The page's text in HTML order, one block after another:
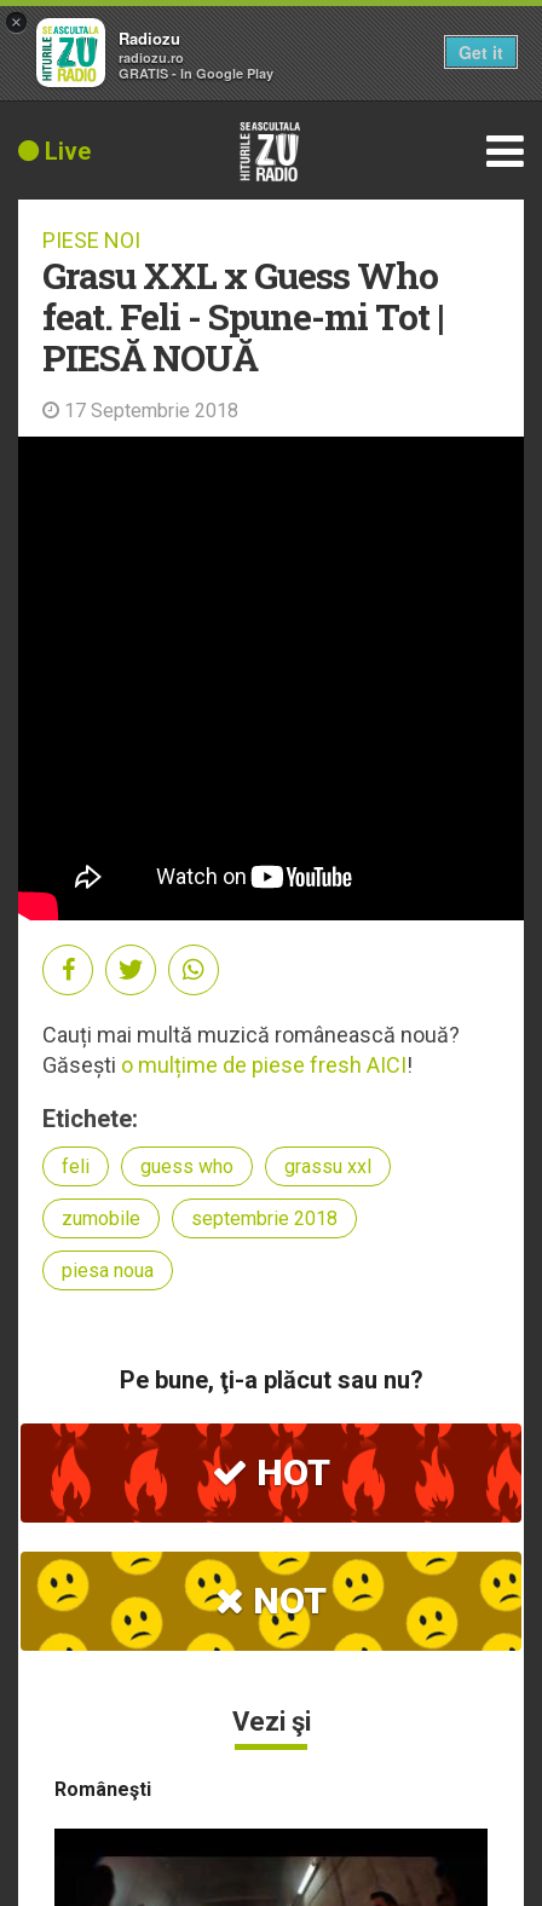
Live
PIESE NOI
Grasu XXL x Guess Who
feat. Feli - Spune-mi Tot |
PIESĂ NOUĂ
17 Septembrie 2018
Cauți mai multă muzică românească nouă?
Găsești o mulțime de piese fresh AICI!
Etichete:
feli guess who grassu xxl
zumobile septembrie 2018
piesa noua
Pe bune, ţi-a plăcut sau nu?
HOT
NOT
Vezi şi
Româneşti
×
Radiozu
radiozu.ro
GRATIS - In Google Play
Get it